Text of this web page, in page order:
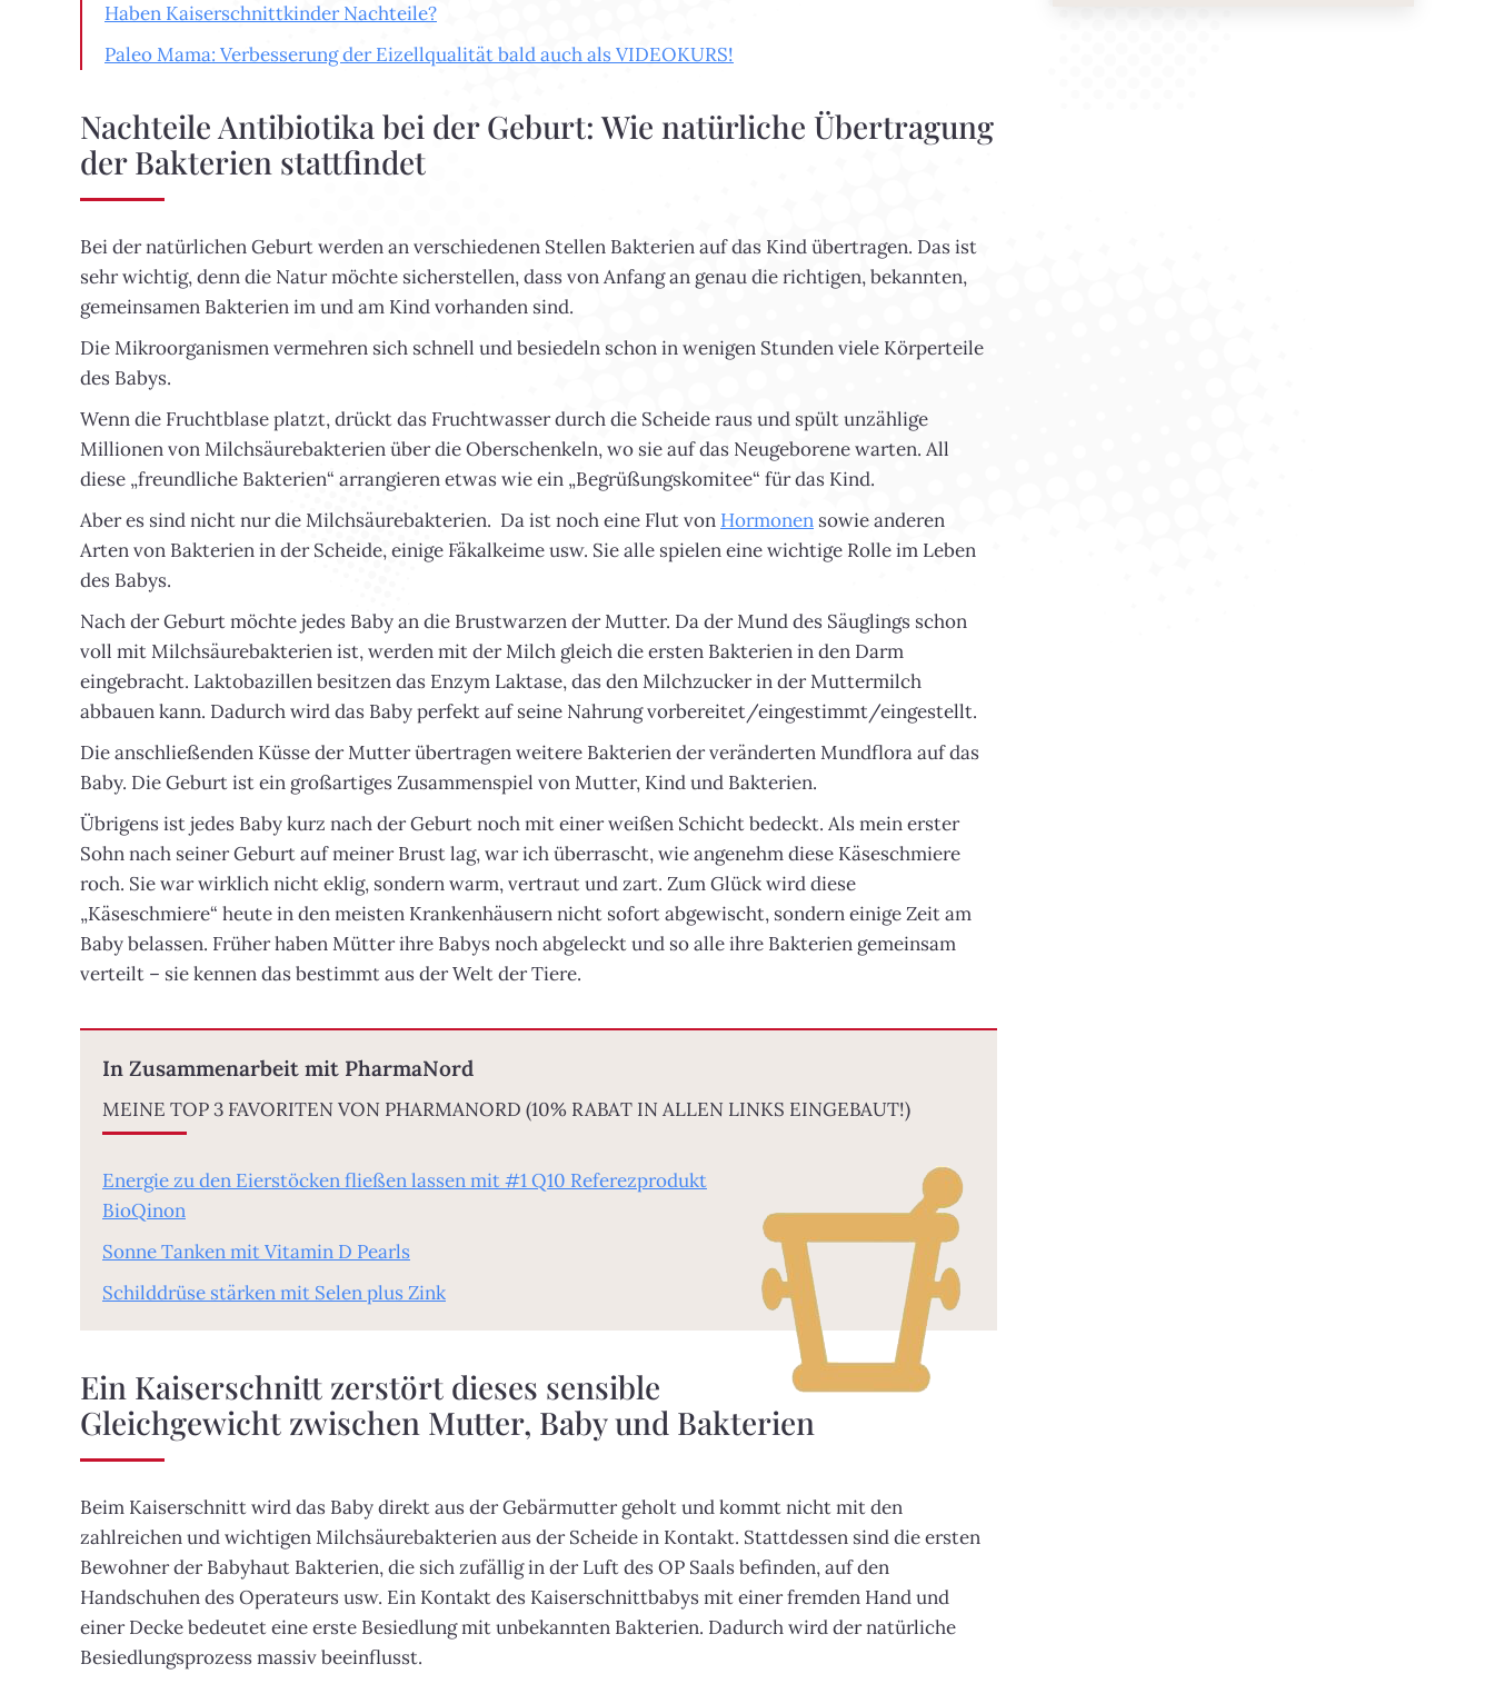
Haben Kaiserschnittkinder Nachteile?
Paleo Mama: Verbesserung der Eizellqualität bald auch als VIDEOKURS!
Nachteile Antibiotika bei der Geburt: Wie natürliche Übertragung
der Bakterien stattfindet
Bei der natürlichen Geburt werden an verschiedenen Stellen Bakterien auf das Kind übertragen. Das ist
sehr wichtig, denn die Natur möchte sicherstellen, dass von Anfang an genau die richtigen, bekannten,
gemeinsamen Bakterien im und am Kind vorhanden sind.
Die Mikroorganismen vermehren sich schnell und besiedeln schon in wenigen Stunden viele Körperteile
des Babys.
Wenn die Fruchtblase platzt, drückt das Fruchtwasser durch die Scheide raus und spült unzählige
Millionen von Milchsäurebakterien über die Oberschenkeln, wo sie auf das Neugeborene warten. All
diese „freundliche Bakterien“ arrangieren etwas wie ein „Begrüßungskomitee“ für das Kind.
Aber es sind nicht nur die Milchsäurebakterien. Da ist noch eine Flut von Hormonen sowie anderen
Arten von Bakterien in der Scheide, einige Fäkalkeime usw. Sie alle spielen eine wichtige Rolle im Leben
des Babys.
Nach der Geburt möchte jedes Baby an die Brustwarzen der Mutter. Da der Mund des Säuglings schon
voll mit Milchsäurebakterien ist, werden mit der Milch gleich die ersten Bakterien in den Darm
eingebracht. Laktobazillen besitzen das Enzym Laktase, das den Milchzucker in der Muttermilch
abbauen kann. Dadurch wird das Baby perfekt auf seine Nahrung vorbereitet/eingestimmt/eingestellt.
Die anschließenden Küsse der Mutter übertragen weitere Bakterien der veränderten Mundflora auf das
Baby. Die Geburt ist ein großartiges Zusammenspiel von Mutter, Kind und Bakterien.
Übrigens ist jedes Baby kurz nach der Geburt noch mit einer weißen Schicht bedeckt. Als mein erster
Sohn nach seiner Geburt auf meiner Brust lag, war ich überrascht, wie angenehm diese Käseschmiere
roch. Sie war wirklich nicht eklig, sondern warm, vertraut und zart. Zum Glück wird diese
„Käseschmiere“ heute in den meisten Krankenhäusern nicht sofort abgewischt, sondern einige Zeit am
Baby belassen. Früher haben Mütter ihre Babys noch abgeleckt und so alle ihre Bakterien gemeinsam
verteilt – sie kennen das bestimmt aus der Welt der Tiere.
In Zusammenarbeit mit PharmaNord
MEINE TOP 3 FAVORITEN VON PHARMANORD (10% RABAT IN ALLEN LINKS EINGEBAUT!)
Energie zu den Eierstöcken fließen lassen mit #1 Q10 Referezprodukt
BioQinon
Sonne Tanken mit Vitamin D Pearls
Schilddrüse stärken mit Selen plus Zink
Ein Kaiserschnitt zerstört dieses sensible
Gleichgewicht zwischen Mutter, Baby und Bakterien
Beim Kaiserschnitt wird das Baby direkt aus der Gebärmutter geholt und kommt nicht mit den
zahlreichen und wichtigen Milchsäurebakterien aus der Scheide in Kontakt. Stattdessen sind die ersten
Bewohner der Babyhaut Bakterien, die sich zufällig in der Luft des OP Saals befinden, auf den
Handschuhen des Operateurs usw. Ein Kontakt des Kaiserschnittbabys mit einer fremden Hand und
einer Decke bedeutet eine erste Besiedlung mit unbekannten Bakterien. Dadurch wird der natürliche
Besiedlungsprozess massiv beeinflusst.